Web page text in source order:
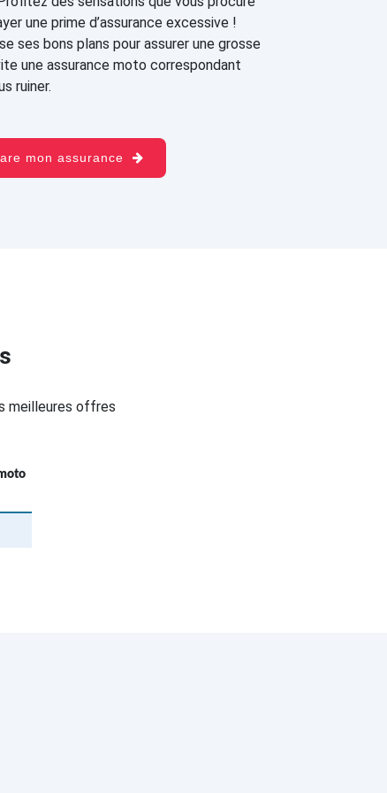
une prime d’assurance excessive !
ses bons plans pour assurer une grosse
une assurance moto correspondant
ruiner.
mon assurance
meilleures offres